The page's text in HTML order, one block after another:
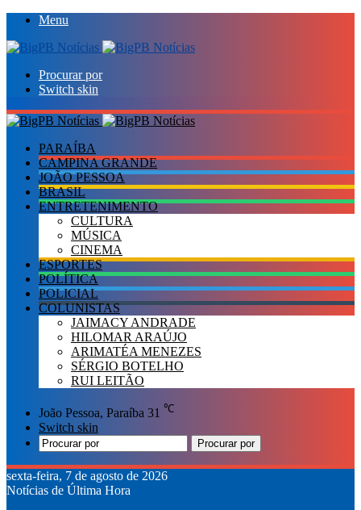
Menu
Procurar por
Switch skin
PARAÍBA
CAMPINA GRANDE
JOÃO PESSOA
BRASIL
ENTRETENIMENTO
CULTURA
MÚSICA
CINEMA
ESPORTES
POLÍTICA
POLICIAL
COLUNISTAS
JAIMACY ANDRADE
HILOMAR ARAÚJO
ARIMATÉA MENEZES
SÉRGIO BOTELHO
RUI LEITÃO
João Pessoa, Paraíba 31 ℃
Switch skin
Procurar por
sexta-feira, 7 de agosto de 2026
Notícias de Última Hora